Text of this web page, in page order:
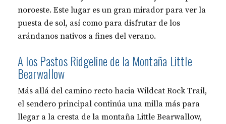
noroeste. Este lugar es un gran mirador para ver la
puesta de sol, así como para disfrutar de los
arándanos nativos a fines del verano.
A los Pastos Ridgeline de la Montaña Little
Bearwallow
Más allá del camino recto hacia Wildcat Rock Trail,
el sendero principal continúa una milla más para
llegar a la cresta de la montaña Little Bearwallow,